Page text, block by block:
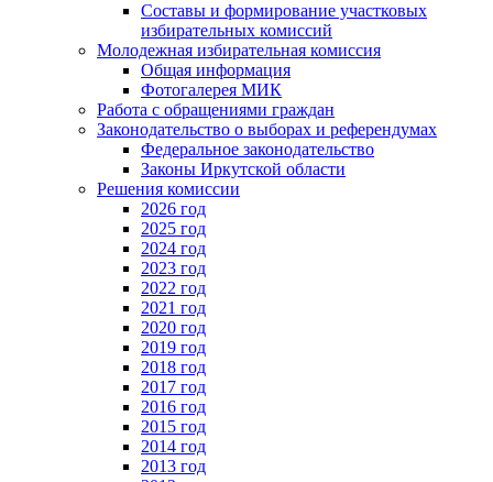
Составы и формирование участковых
избирательных комиссий
Молодежная избирательная комиссия
Общая информация
Фотогалерея МИК
Работа с обращениями граждан
Законодательство о выборах и референдумах
Федеральное законодательство
Законы Иркутской области
Решения комиссии
2026 год
2025 год
2024 год
2023 год
2022 год
2021 год
2020 год
2019 год
2018 год
2017 год
2016 год
2015 год
2014 год
2013 год